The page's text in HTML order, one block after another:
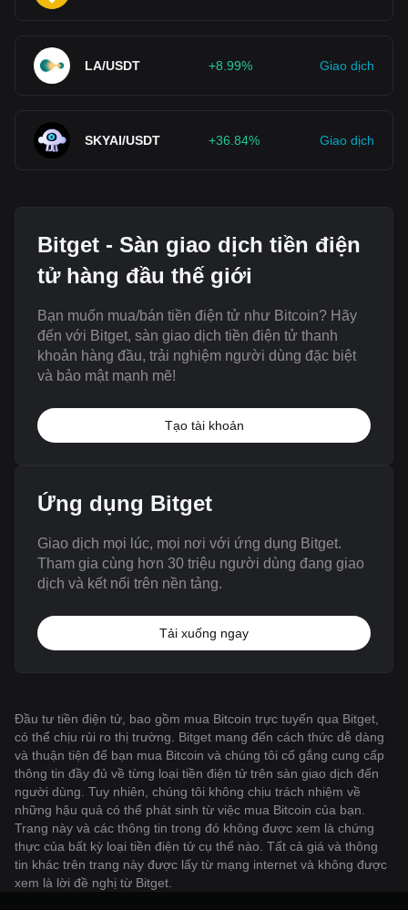
LA/USDT +8.99% Giao dịch
SKYAI/USDT +36.84% Giao dịch
Bitget - Sàn giao dịch tiền điện
tử hàng đầu thế giới
Bạn muốn mua/bán tiền điện tử như Bitcoin? Hãy
đến với Bitget, sàn giao dịch tiền điện tử thanh
khoản hàng đầu, trải nghiệm người dùng đặc biệt
và bảo mật mạnh mẽ!
Tạo tài khoản
Ứng dụng Bitget
Giao dịch mọi lúc, mọi nơi với ứng dụng Bitget.
Tham gia cùng hơn 30 triệu người dùng đang giao
dịch và kết nối trên nền tảng.
Tải xuống ngay
Đầu tư tiền điện tử, bao gồm mua Bitcoin trực tuyến qua Bitget,
có thể chịu rủi ro thị trường. Bitget mang đến cách thức dễ dàng
và thuận tiện để bạn mua Bitcoin và chúng tôi cố gắng cung cấp
thông tin đầy đủ về từng loại tiền điện tử trên sàn giao dịch đến
người dùng. Tuy nhiên, chúng tôi không chịu trách nhiệm về
những hậu quả có thể phát sinh từ việc mua Bitcoin của bạn.
Trang này và các thông tin trong đó không được xem là chứng
thực của bất kỳ loại tiền điện tử cụ thể nào. Tất cả giá và thông
tin khác trên trang này được lấy từ mạng internet và không được
xem là lời đề nghị từ Bitget.